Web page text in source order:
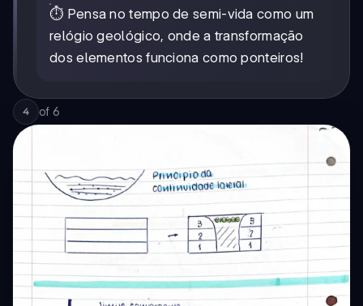
⏱️ Pensa no tempo de semi-vida como um
relógio geológico, onde a transformação
dos elementos funciona como ponteiros!
4 of 6